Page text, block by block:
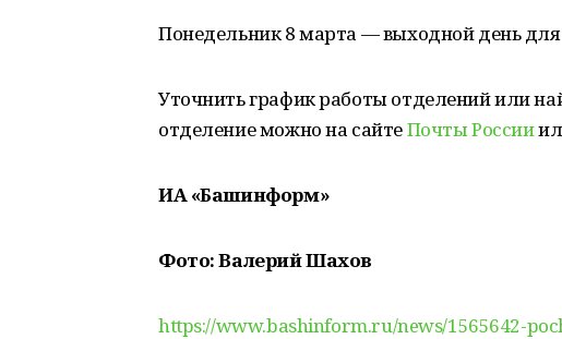
Понедельник 8 марта — выходной день
Уточнить график работы отделений или
отделение можно на сайтеПочты России
ИА «Башинформ»
Фото: Валерий Шахов
https://www.bashinform.ru/news/1565642-